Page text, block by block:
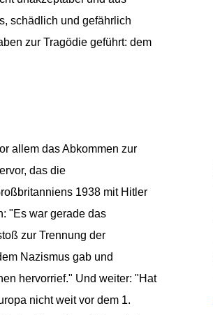
schädlich und gefährlich
zur Tragödie geführt: dem
allem das Abkommen zur
das die
1938 mit Hitler
"Es war gerade das
zur Trennung der
Nazismus gab und
hervorrief." Und weiter: "Hat
nicht weit vor dem 1.